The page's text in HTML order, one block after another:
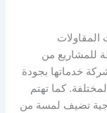
للمشاريع من
خدماتها بجودة
كما تهتم
تضيف لمسة من